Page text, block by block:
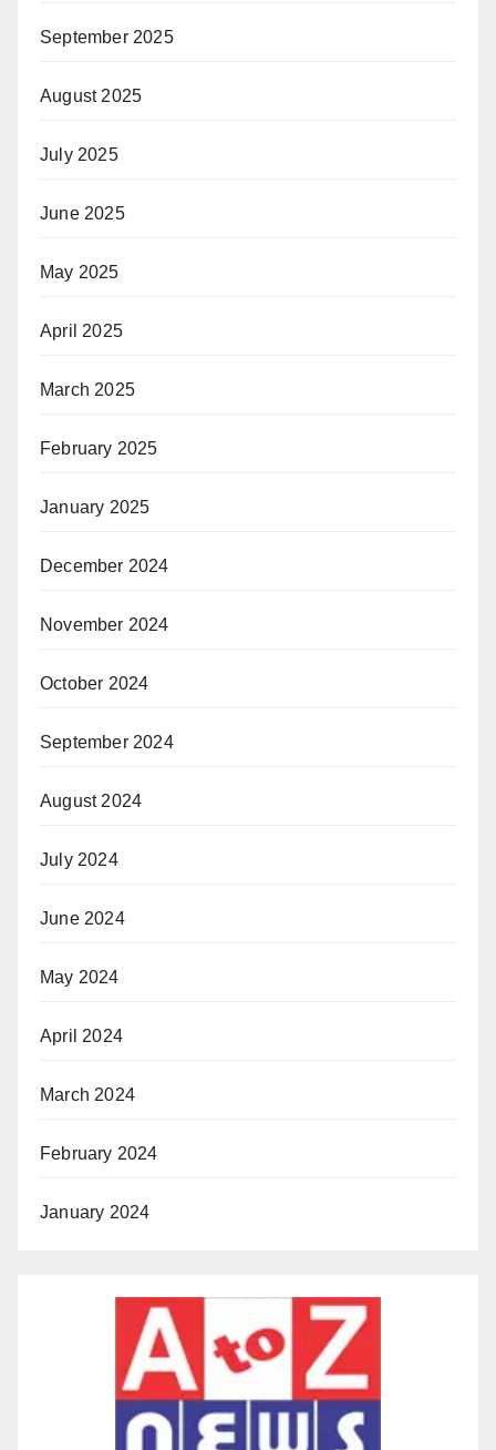
September 2025
August 2025
July 2025
June 2025
May 2025
April 2025
March 2025
February 2025
January 2025
December 2024
November 2024
October 2024
September 2024
August 2024
July 2024
June 2024
May 2024
April 2024
March 2024
February 2024
January 2024